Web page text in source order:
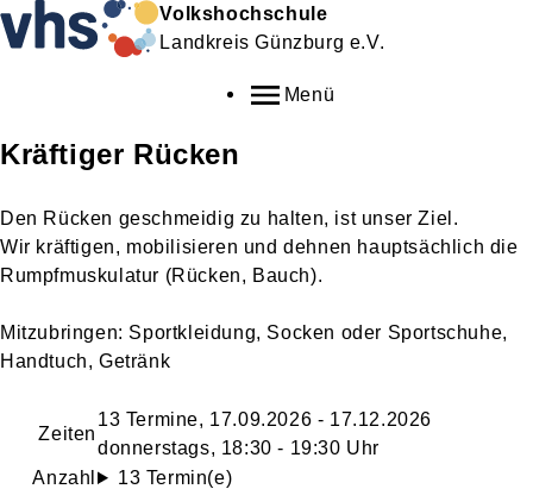
Volkshochschule
Landkreis Günzburg e.V.
Menü
Kräftiger Rücken
Den Rücken geschmeidig zu halten, ist unser Ziel.
Wir kräftigen, mobilisieren und dehnen hauptsächlich die
Rumpfmuskulatur (Rücken, Bauch).
Mitzubringen: Sportkleidung, Socken oder Sportschuhe,
Handtuch, Getränk
Zeiten
13 Termine, 17.09.2026 - 17.12.2026
donnerstags, 18:30 - 19:30 Uhr
Anzahl
13 Termin(e)